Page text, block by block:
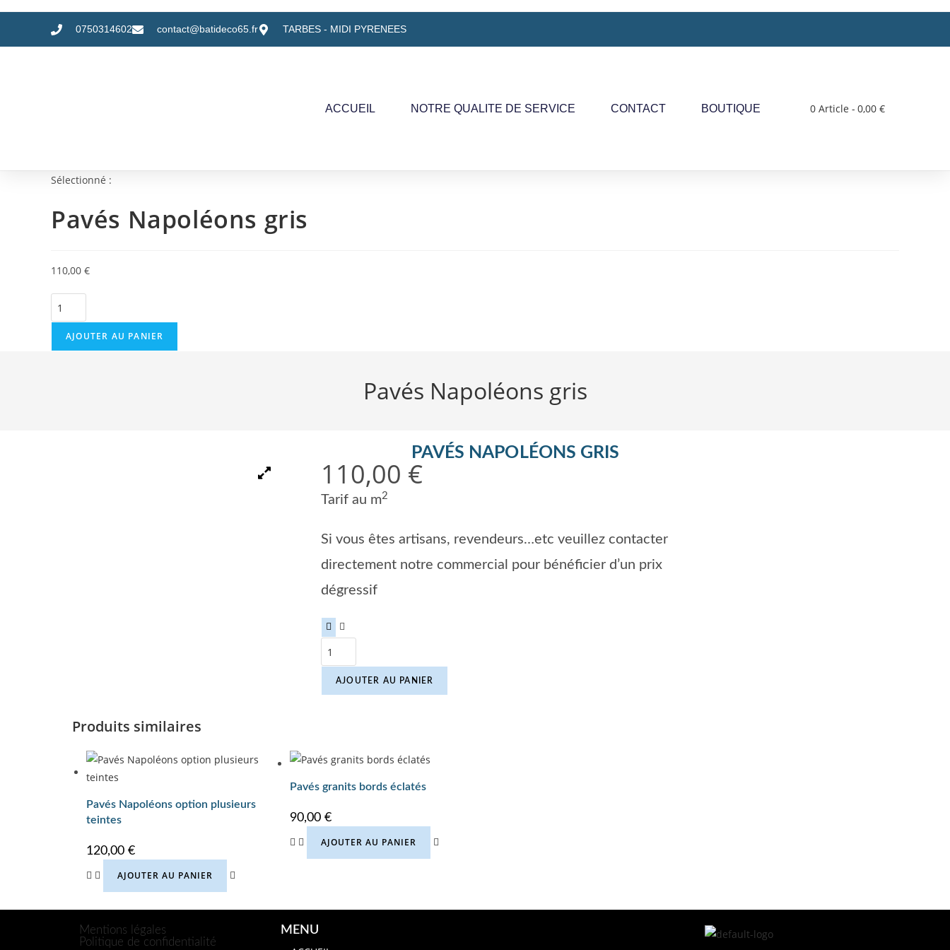
0750314602 contact@batideco65.fr TARBES - MIDI PYRENEES
ACCUEIL NOTRE QUALITE DE SERVICE CONTACT BOUTIQUE 0 Article 0,00 €
Sélectionné :
Pavés Napoléons gris
110,00 €
AJOUTER AU PANIER
Pavés Napoléons gris
PAVÉS NAPOLÉONS GRIS
110,00 €
Tarif au m2
Si vous êtes artisans, revendeurs…etc veuillez contacter
directement notre commercial pour bénéficier d’un prix
dégressif
AJOUTER AU PANIER
Produits similaires
Pavés Napoléons option plusieurs
teintes
120,00 €
AJOUTER AU PANIER
Pavés granits bords éclatés
90,00 €
AJOUTER AU PANIER
Mentions légales
Politique de confidentialité
MENU